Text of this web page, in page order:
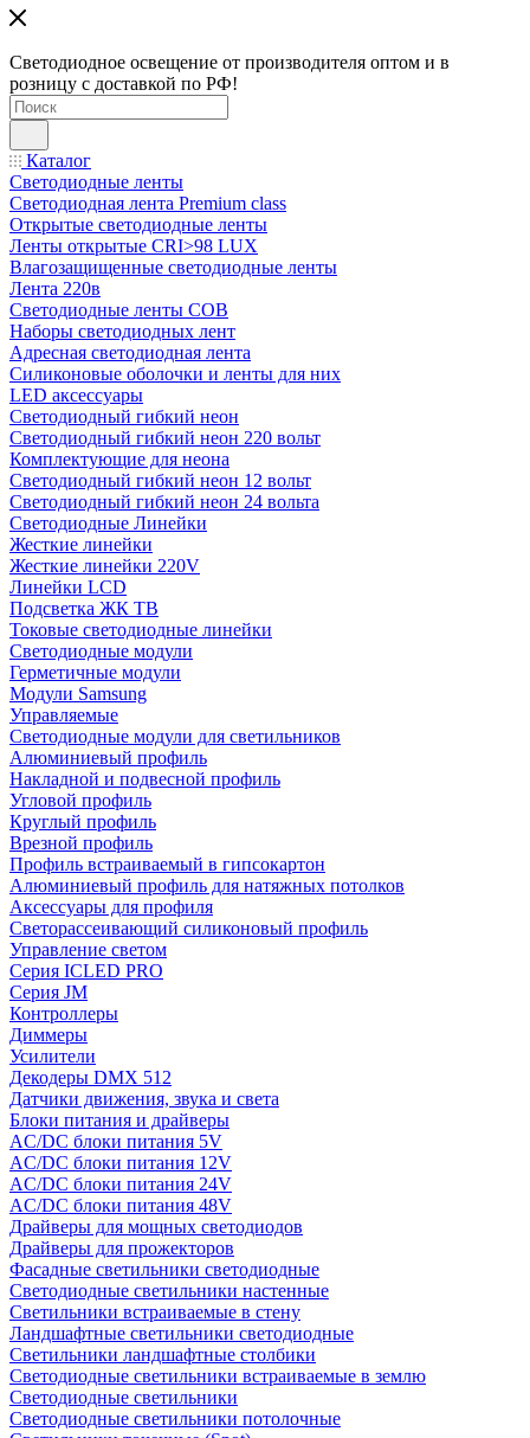
Светодиодное освещение от производителя оптом и в
розницу с доставкой по РФ!
Каталог
Светодиодные ленты
Светодиодная лента Premium class
Открытые светодиодные ленты
Ленты открытые CRI>98 LUX
Влагозащищенные светодиодные ленты
Лента 220в
Светодиодные ленты COB
Наборы светодиодных лент
Адресная светодиодная лента
Силиконовые оболочки и ленты для них
LED аксессуары
Светодиодный гибкий неон
Светодиодный гибкий неон 220 вольт
Комплектующие для неона
Светодиодный гибкий неон 12 вольт
Светодиодный гибкий неон 24 вольта
Светодиодные Линейки
Жесткие линейки
Жесткие линейки 220V
Линейки LCD
Подсветка ЖК ТВ
Токовые светодиодные линейки
Светодиодные модули
Герметичные модули
Модули Samsung
Управляемые
Светодиодные модули для светильников
Алюминиевый профиль
Накладной и подвесной профиль
Угловой профиль
Круглый профиль
Врезной профиль
Профиль встраиваемый в гипсокартон
Алюминиевый профиль для натяжных потолков
Аксессуары для профиля
Светорассеивающий силиконовый профиль
Управление светом
Серия ICLED PRO
Серия JM
Контроллеры
Диммеры
Усилители
Декодеры DMX 512
Датчики движения, звука и света
Блоки питания и драйверы
AC/DC блоки питания 5V
AC/DC блоки питания 12V
AC/DC блоки питания 24V
AC/DC блоки питания 48V
Драйверы для мощных светодиодов
Драйверы для прожекторов
Фасадные светильники светодиодные
Светодиодные светильники настенные
Светильники встраиваемые в стену
Ландшафтные светильники светодиодные
Светильники ландшафтные столбики
Светодиодные светильники встраиваемые в землю
Светодиодные светильники
Светодиодные светильники потолочные